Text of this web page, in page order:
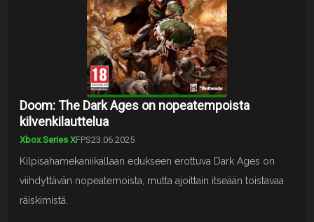
Doom: The Dark Ages on nopeatempoista
kilvenkilauttelua
Xbox Series XFPS23.06.2025
Kilpisahamekaniikallaan edukseen erottuva Dark Ages on
viihdyttävän nopeatemoista, mutta ajoittain itseään toistavaa
räiskimistä.